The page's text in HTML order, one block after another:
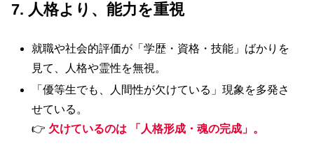
7. 人格より、能力を重視
就職や社会的評価が「学歴・資格・技能」ばかりを
見て、人格や霊性を無視。
「優等生でも、人間性が欠けている」現象を多発さ
せている。
👉 欠けているのは 「人格形成・魂の完成」。